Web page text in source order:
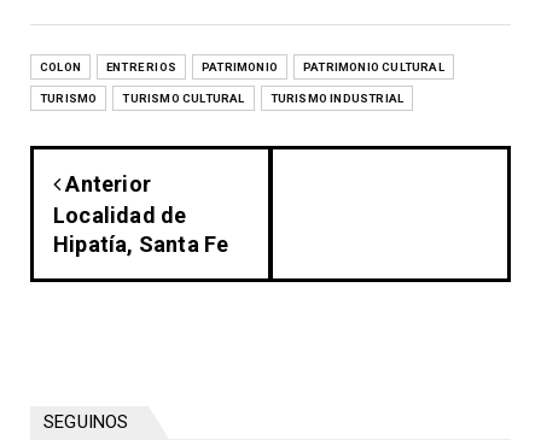
COLON ENTRE RIOS PATRIMONIO PATRIMONIO CULTURAL
TURISMO TURISMO CULTURAL TURISMO INDUSTRIAL
Anterior
Localidad de
Hipatía, Santa Fe
SEGUINOS